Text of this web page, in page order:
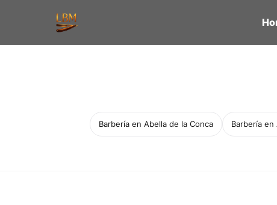
Barbería en Abella de la Conca Barbería en